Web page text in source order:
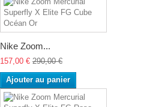
Nike Zoom...
157,00 € 290,00 €
Ajouter au panier